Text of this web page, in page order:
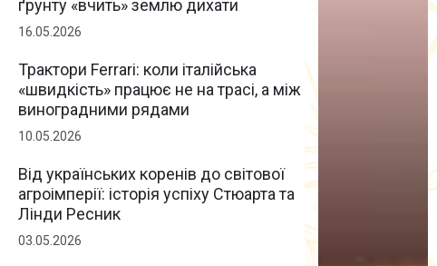
ґрунту «вчить» землю дихати
16.05.2026
Трактори Ferrari: коли італійська
«швидкість» працює не на трасі, а між
виноградними рядами
10.05.2026
Від українських коренів до світової
агроімперії: історія успіху Стюарта та
Лінди Ресник
03.05.2026